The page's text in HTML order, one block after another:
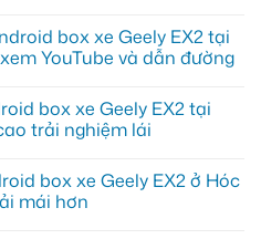
box xe Geely EX2 tại
YouTube và dẫn đường
box xe Geely EX2 tại
trải nghiệm lái
box xe Geely EX2 ở Hóc
mái hơn